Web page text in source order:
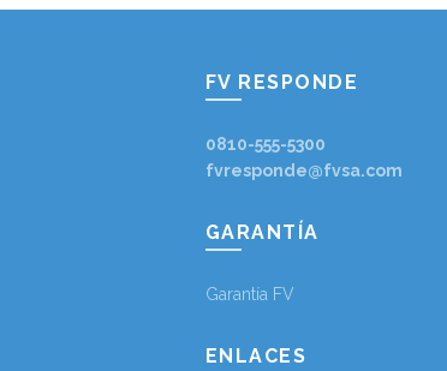
FV RESPONDE
0810-555-5300
fvresponde@fvsa.com
GARANTÍA
Garantía FV
ENLACES